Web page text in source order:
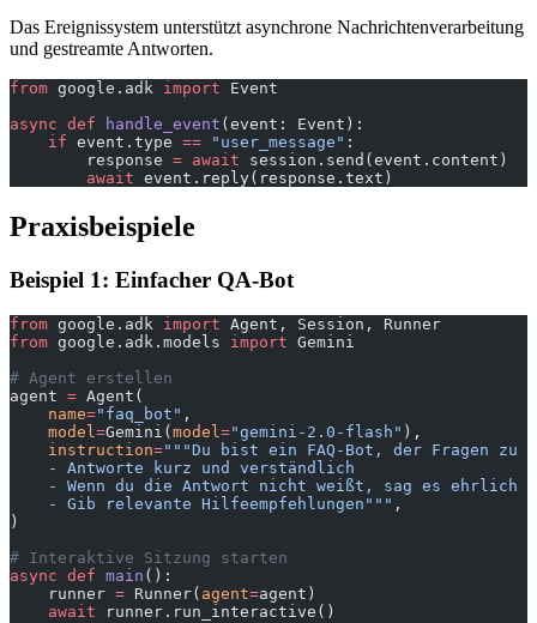
Das Ereignissystem unterstützt asynchrone Nachrichtenverarbeitung
und gestreamte Antworten.
from google.adk import Event
async def handle_event (event: Event):
    if
event.type == "user_message" :
        response
= await session.send(event.content)
        await
event.reply(response.text)
Praxisbeispiele
Beispiel 1: Einfacher QA-Bot
from google.adk import Agent, Session, Runner
from google.adk.models import Gemini
# Agent erstellen
agent = Agent(
    name
="faq_bot" ,
    model
=Gemini( model="gemini-2.0-flash" ),
    instruction
="""Du bist ein FAQ-Bot, der Fragen zu
    - Antworte kurz und verständlich
    - Wenn du die Antwort nicht weißt, sag es ehrlich
    - Gib relevante Hilfeempfehlungen"""
,
)
# Interaktive Sitzung starten
async def main ():
    runner
= Runner( agent=agent)
    await
runner.run_interactive()